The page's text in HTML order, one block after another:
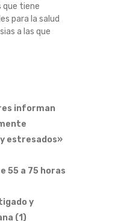
que tiene
para la salud
a las que
informan
estresados»
55 a 75 horas
y
(1)